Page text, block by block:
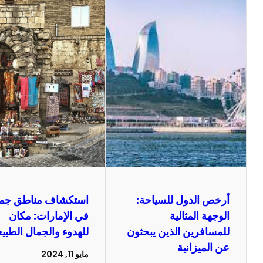
أرخص الدول للسياحة:
الوجهة المثالية
للمسافرين الذين يبحثون
عن الميزانية
استكشاف مناطق
في الإمارات: مكان
للهدوء والجمال
مايو 11, 2024